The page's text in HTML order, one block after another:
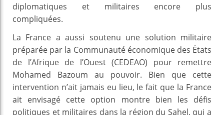
diplomatiques et militaires encore plus
compliquées.
La France a aussi soutenu une solution militaire
préparée par la Communauté économique des États
de l’Afrique de l’Ouest (CEDEAO) pour remettre
Mohamed Bazoum au pouvoir. Bien que cette
intervention n’ait jamais eu lieu, le fait que la France
ait envisagé cette option montre bien les défis
politiques et militaires dans la région du Sahel, qui a